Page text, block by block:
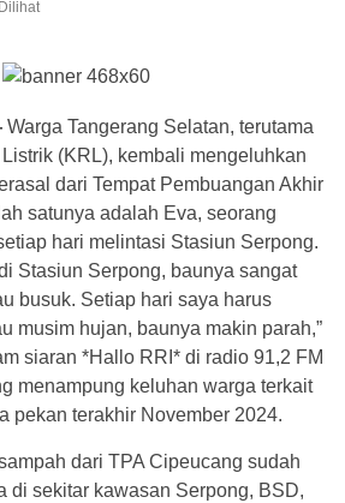
Warga Tangerang Selatan, terutama
(KRL), kembali mengeluhkan
dari Tempat Pembuangan Akhir
satunya adalah Eva, seorang
hari melintasi Stasiun Serpong.
Stasiun Serpong, baunya sangat
busuk. Setiap hari saya harus
musim hujan, baunya makin parah,”
siaran *Hallo RRI* di radio 91,2 FM
menampung keluhan warga terkait
pekan terakhir November 2024.
dari TPA Cipeucang sudah
di sekitar kawasan Serpong, BSD,